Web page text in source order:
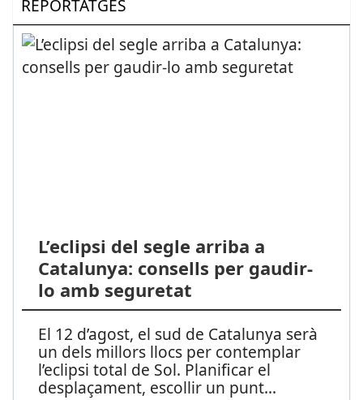
REPORTATGES
L’eclipsi del segle arriba a
Catalunya: consells per gaudir-
lo amb seguretat
El 12 d’agost, el sud de Catalunya serà
un dels millors llocs per contemplar
l’eclipsi total de Sol. Planificar el
desplaçament, escollir un punt...